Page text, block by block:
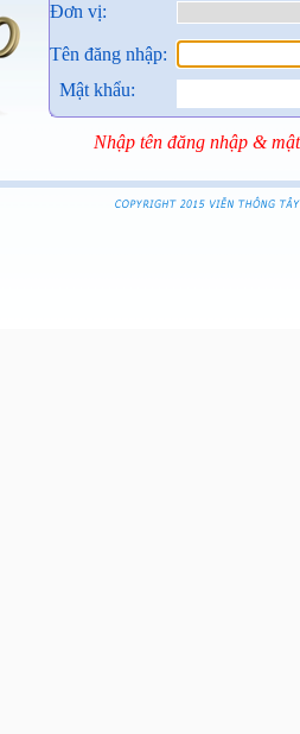
Đơn vị:
Tên đăng nhập:
Mật khẩu:
Nhập tên đăng nhập &